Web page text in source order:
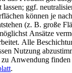
lassen; ggf.
können je nach
(z. B. große
Ansätze
Alle
Nutzung
Anwendung finden
.